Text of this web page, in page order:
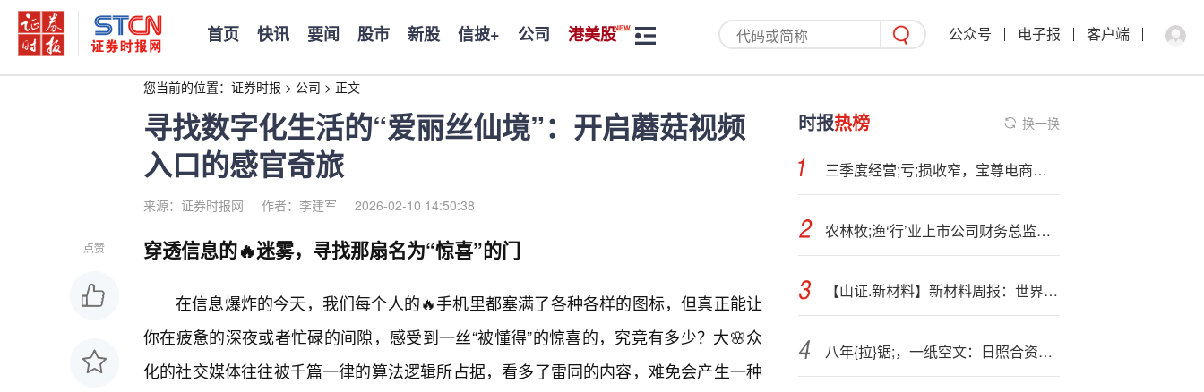
首页 快讯 要闻 股市 新股 信披+ 公司 港美股 公众号 电子报 客户端
您当前的位置： 证券时报 > 公司 > 正文
寻找数字化生活的“爱丽丝仙境”：开启蘑菇视频
入口的感官奇旅
来源：证券时报网 作者：李建军 2026-02-10 14:50:38
点赞 穿透信息的🔥迷雾，寻找那扇名为“惊喜”的门
在信息爆炸的今天，我们每个人的🔥手机里都塞满了各种各样的图标，但真正能让
你在疲惫的深夜或者忙碌的间隙，感受到一丝“被懂得”的惊喜的，究竟有多少？大🌸众
化的社交媒体往往被千篇一律的算法逻辑所占据，看多了雷同的内容，难免会产生一种
时报热榜 换一换
三季度经营;亏;损收窄，宝尊电商改革成效初显？
农林牧;渔‘行’业上市公司财务总监观察：28%的财务总监薪酬下降 生物股份彭敏薪酬下降42.29万元至119.36万元
【山证.新材料】新材料周报：世界机器人大会召开在即，关注人形机器人领域材料进展
八年{拉}锯;，一纸空文：日照合资造车停摆始末